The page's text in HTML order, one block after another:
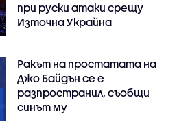
при руски атаки срещу
Източна Украйна
Ракът на простатата на
Джо Байдън се е
разпространил, съобщи
синът му